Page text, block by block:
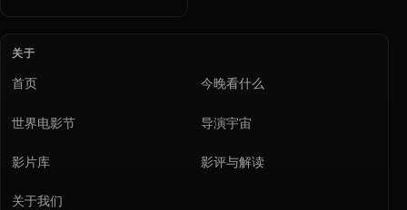
关于
首页 今晚看什么
世界电影节 导演宇宙
影片库 影评与解读
关于我们